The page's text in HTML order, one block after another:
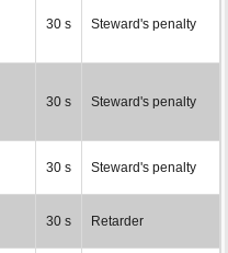
30 s Steward's penalty
30 s Steward's penalty
30 s Steward's penalty
30 s Retarder